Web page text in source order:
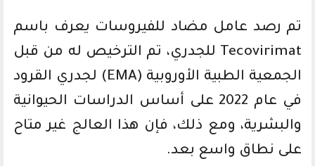
تم رصد عامل مضاد للفيروسات يعرف باسم
Tecovirimat للجدري، تم الترخيص له من قبل
الجمعية الطبية الأوروبية (EMA) لجدري القرود
في عام 2022 على أساس الدراسات الحيوانية
والبشرية، ومع ذلك، فإن هذا العالج غير متاح
على نطاق واسع بعد.